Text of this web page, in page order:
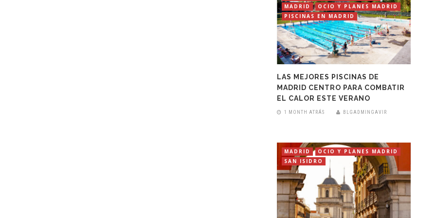
MADRID
OCIO Y PLANES MADRID
PISCINAS EN MADRID
LAS MEJORES PISCINAS DE
MADRID CENTRO PARA COMBATIR
EL CALOR ESTE VERANO
1 MONTH ATRÁS BLGADMINGAVIR
MADRID
OCIO Y PLANES MADRID
SAN ISIDRO